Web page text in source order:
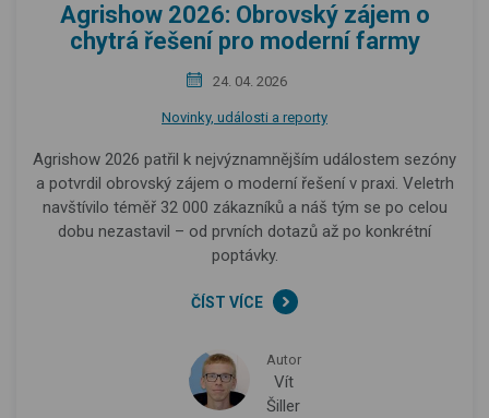
Agrishow 2026: Obrovský zájem o
chytrá řešení pro moderní farmy
24. 04. 2026
Novinky, události a reporty
Agrishow 2026 patřil k nejvýznamnějším událostem sezóny
a potvrdil obrovský zájem o moderní řešení v praxi. Veletrh
navštívilo téměř 32 000 zákazníků a náš tým se po celou
dobu nezastavil – od prvních dotazů až po konkrétní
poptávky.
ČÍST VÍCE
Autor
Vít
Šiller